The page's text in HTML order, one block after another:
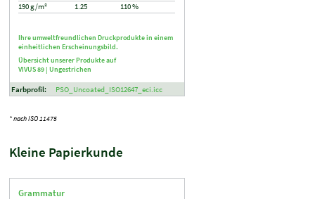
Farbprofil: PSO_Uncoated_ISO12647_eci.icc
190 g/m²
1.25 110 %
Ihre umweltfreundlichen Druckprodukte in einem
einheitlichen Erscheinungsbild.
Übersicht unserer Produkte auf
VIVUS 89 | Ungestrichen
* nach ISO 11475
Kleine Papierkunde
Grammatur